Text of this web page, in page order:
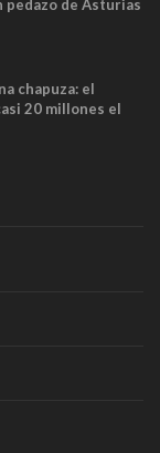
pedazo de Asturias
chapuza: el
20 millones el
cabían por los